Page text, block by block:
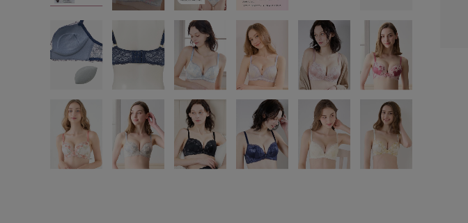
LL 3L
S-AB S-CD
M-AB
L-AB L-CD
LL-EF